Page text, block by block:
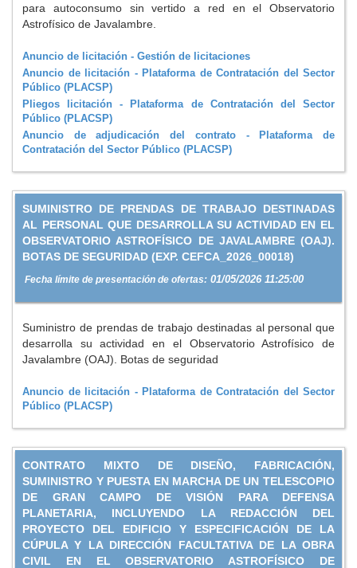
para autoconsumo sin vertido a red en el Observatorio
Astrofísico de Javalambre.
Anuncio de licitación - Gestión de licitaciones
Anuncio de licitación - Plataforma de Contratación del Sector
Público (PLACSP)
Pliegos licitación - Plataforma de Contratación del Sector
Público (PLACSP)
Anuncio de adjudicación del contrato - Plataforma de
Contratación del Sector Público (PLACSP)
SUMINISTRO DE PRENDAS DE TRABAJO DESTINADAS
AL PERSONAL QUE DESARROLLA SU ACTIVIDAD EN EL
OBSERVATORIO ASTROFÍSICO DE JAVALAMBRE (OAJ).
BOTAS DE SEGURIDAD (EXP. CEFCA_2026_00018)
Fecha límite de presentación de ofertas: 01/05/2026 11:25:00
Suministro de prendas de trabajo destinadas al personal que
desarrolla su actividad en el Observatorio Astrofísico de
Javalambre (OAJ). Botas de seguridad
Anuncio de licitación - Plataforma de Contratación del Sector
Público (PLACSP)
CONTRATO MIXTO DE DISEÑO, FABRICACIÓN,
SUMINISTRO Y PUESTA EN MARCHA DE UN TELESCOPIO
DE GRAN CAMPO DE VISIÓN PARA DEFENSA
PLANETARIA, INCLUYENDO LA REDACCIÓN DEL
PROYECTO DEL EDIFICIO Y ESPECIFICACIÓN DE LA
CÚPULA Y LA DIRECCIÓN FACULTATIVA DE LA OBRA
CIVIL EN EL OBSERVATORIO ASTROFÍSICO DE